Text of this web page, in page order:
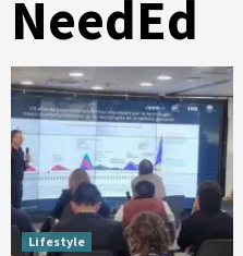
NeedEd
Lifestyle